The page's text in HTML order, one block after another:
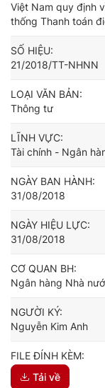
Việt Nam quy định
thống Thanh toán
SỐ HIỆU:
21/2018/TT-NHNN
LOẠI VĂN BẢN:
Thông tư
LĨNH VỰC:
Tài chính - Ngân
NGÀY BAN HÀNH:
31/08/2018
NGÀY HIỆU LỰC:
31/08/2018
CƠ QUAN BH:
Ngân hàng Nhà
NGƯỜI KÝ:
Nguyễn Kim Anh
FILE ĐÍNH KÈM:
Tải về